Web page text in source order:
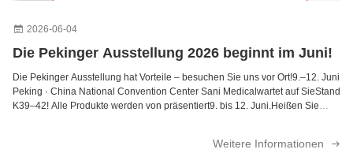
2026-06-04
Die Pekinger Ausstellung 2026 beginnt im Juni!
Die Pekinger Ausstellung hat Vorteile – besuchen Sie uns vor Ort!9.–12. Juni
Peking · China National Convention Center Sani Medicalwartet auf SieStand
K39–42! Alle Produkte werden von präsentiert9. bis 12. Juni.Heißen Sie
Weitere Informationen